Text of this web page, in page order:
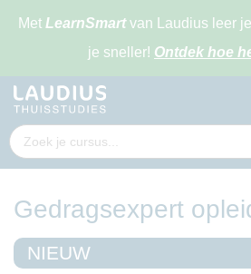
Met LearnSmartvan Laudius leer
je sneller! Ontdek hoe
Gedragsexpert
NIEUW